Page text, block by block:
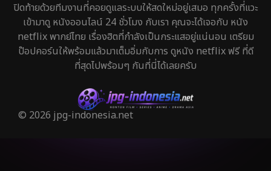
ปิดท้ายด้วยทีมงานที่คอยดูแลระบบให้สดใหม่อยู่เสมอ ทุกครั้งที่แวะ
เข้ามาดู หนังออนไลน์ 24 ชั่วโมง กับเรา คุณจะได้เจอกับ หนัง
netflix พากย์ไทย เรื่องฮิตที่กำลังเป็นกระแสอยู่แน่นอน เตรียม
ป๊อปคอร์นให้พร้อมแล้วมาเต็มอิ่มกับการ ดูหนัง netflix ฟรี ที่ดี
ที่สุดไปพร้อมๆ กันที่นี่ได้เลยครับ
© 2026 jpg-indonesia.net